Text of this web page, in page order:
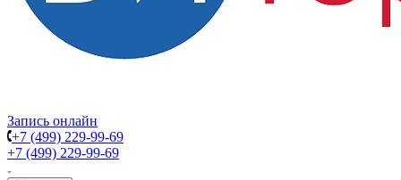
Запись онлайн
+7 (499) 229-99-69
+7 (499) 229-99-69